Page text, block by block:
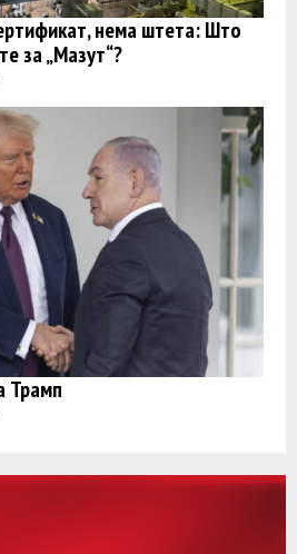
нема штета: Што
за „Мазут“?
Трамп